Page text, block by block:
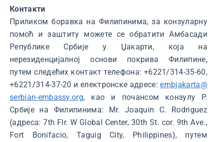
Контакти
Приликом боравка на Филипинима, за конзуларну
помоћ и заштиту можете се обратити Амбасади
Републике Србије у Џакарти, која на
нерезиденцијалној основи покрива Филипине,
путем следећих контакт телефона: +6221/314-35-60,
+6221/314-37-20 и електронске адресе:embjakarta@
serbian-embassy.org, као и почансом конзулу Р.
Србије на Филипинима: Mr. Joaquin C. Rodriguez
(адреса: 7th Flr. W Global Center, 30th St. cor. 9th Ave.,
Fort Bonifacio, Taguig City, Philippines), путем